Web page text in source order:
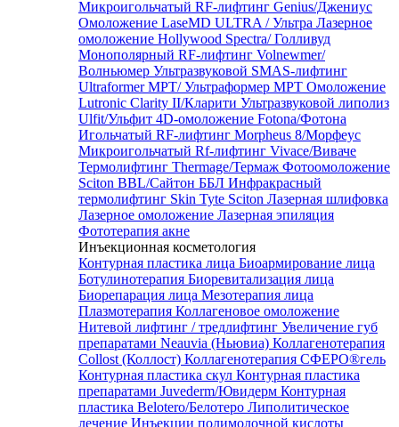
Микроигольчатый RF-лифтинг Genius/Джениус
Омоложение LaseMD ULTRA / Ультра Лазерное
омоложение Hollywood Spectra/ Голливуд
Монополярный RF-лифтинг Volnewmer/
Волньюмер Ультразвуковой SMAS-лифтинг
Ultraformer MPT/ Ультраформер MPT Омоложение
Lutronic Clarity II/Кларити Ультразвуковой липолиз
Ulfit/Ульфит 4D-омоложение Fotona/Фотона
Игольчатый RF-лифтинг Morpheus 8/Морфеус
Микроигольчатый Rf-лифтинг Vivace/Виваче
Термолифтинг Thermage/Термаж Фотоомоложение
Sciton BBL/Сайтон ББЛ Инфракрасный
термолифтинг Skin Tyte Sciton Лазерная шлифовка
Лазерное омоложение Лазерная эпиляция
Фототерапия акне
Инъекционная косметология
Контурная пластика лица Биоармирование лица
Ботулинотерапия Биоревитализация лица
Биорепарация лица Мезотерапия лица
Плазмотерапия Коллагеновое омоложение
Нитевой лифтинг / тредлифтинг Увеличение губ
препаратами Neauvia (Ньювиа) Коллагенотерапия
Collost (Коллост) Коллагенотерапия СФЕРО®гель
Контурная пластика скул Контурная пластика
препаратами Juvederm/Ювидерм Контурная
пластика Belotero/Белотеро Липолитическое
лечение Инъекции полимолочной кислоты